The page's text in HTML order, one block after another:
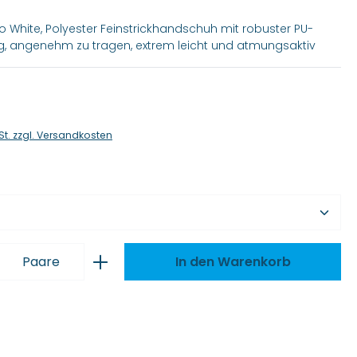
White, Polyester Feinstrickhandschuh mit robuster PU-
angenehm zu tragen, extrem leicht und atmungsaktiv
zzgl. Versandkosten
Gib den gewünschten
Paare In den Warenkorb